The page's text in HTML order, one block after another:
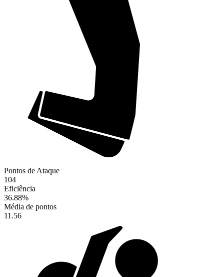
Pontos de Ataque
104
Eficiência
36.88%
Média de pontos
11.56